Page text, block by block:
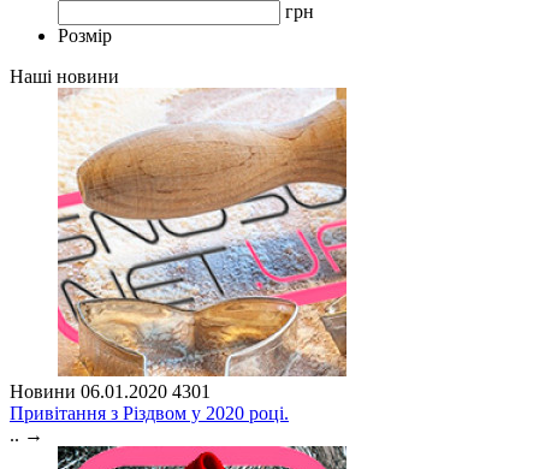
грн
Розмір
Наші новини
Новини 06.01.2020 4301
Привітання з Різдвом у 2020 році.
.. →